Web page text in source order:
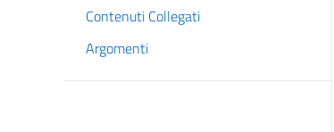
Contenuti Collegati
Argomenti